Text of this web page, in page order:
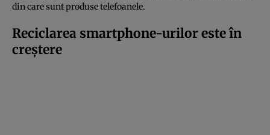
din care sunt produse telefoanele.
Reciclarea smartphone-urilor este în
creștere